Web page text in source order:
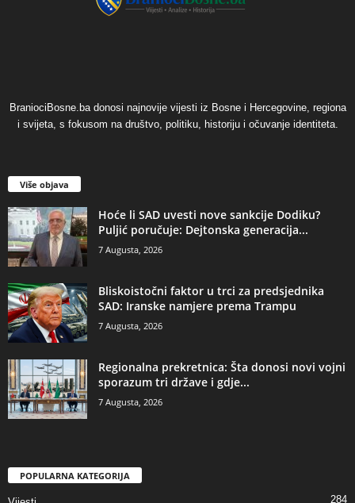
BraniociBosne.ba donosi najnovije vijesti iz Bosne i Hercegovine, regiona
i svijeta, s fokusom na društvo, politiku, historiju i očuvanje identiteta.
Više objava
​Hoće li SAD uvesti nove sankcije Dodiku?
Puljić poručuje: Dejtonska generacija...
7 Augusta, 2026
​Bliskoistočni faktor u trci za predsjednika
SAD: Iranske namjere prema Trampu
7 Augusta, 2026
​Regionalna prekretnica: Šta donosi novi vojni
sporazum tri države i gdje...
7 Augusta, 2026
POPULARNA KATEGORIJA
284